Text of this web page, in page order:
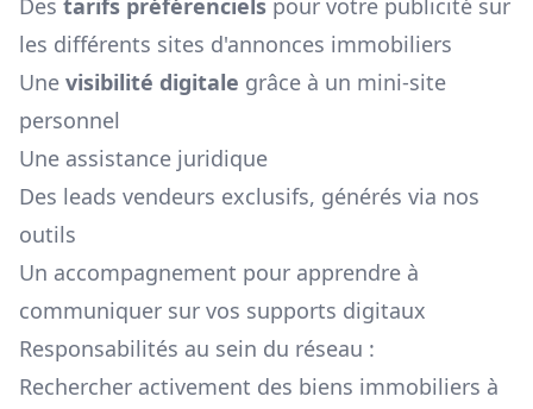
Des tarifs préférenciels pour votre publicité sur
les différents sites d'annonces immobiliers
Une visibilité digitale grâce à un mini-site
personnel
Une assistance juridique
Des leads vendeurs exclusifs, générés via nos
outils
Un accompagnement pour apprendre à
communiquer sur vos supports digitaux
Responsabilités au sein du réseau :
Rechercher activement des biens immobiliers à